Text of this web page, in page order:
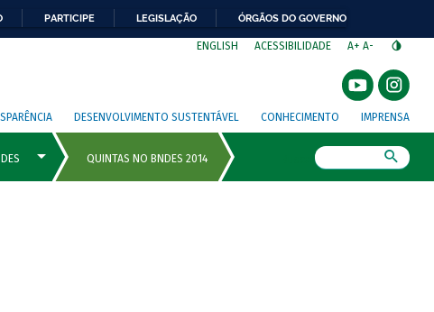
PARTICIPE LEGISLAÇÃO ÓRGÃOS DO GOVERNO
ENGLISH ACESSIBILIDADE A+ A-
DESENVOLVIMENTO SUSTENTÁVEL CONHECIMENTO IMPRENSA